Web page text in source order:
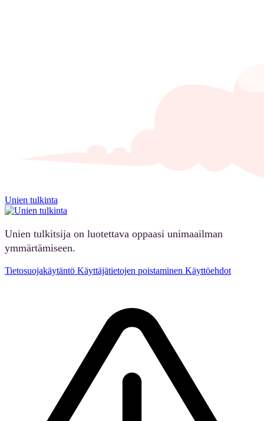
Unien tulkinta
Unien tulkitsija on luotettava oppaasi unimaailman
ymmärtämiseen.
Tietosuojakäytäntö Käyttäjätietojen poistaminen Käyttöehdot